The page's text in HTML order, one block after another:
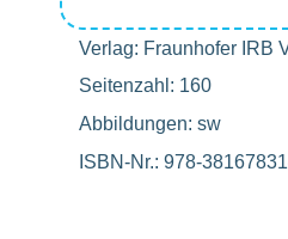
Verlag: Fraunhofer IRB
Seitenzahl: 160
Abbildungen: sw
ISBN-Nr.: 978-